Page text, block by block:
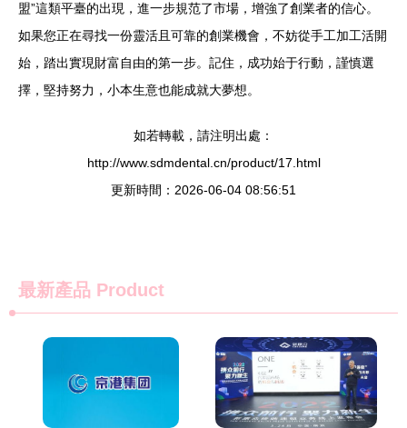
盟”這類平臺的出現，進一步規范了市場，增強了創業者的信心。
如果您正在尋找一份靈活且可靠的創業機會，不妨從手工加工活開
始，踏出實現財富自由的第一步。記住，成功始于行動，謹慎選
擇，堅持努力，小本生意也能成就大夢想。
如若轉載，請注明出處：
http://www.sdmdental.cn/product/17.html
更新時間：2026-06-04 08:56:51
最新產品 Product